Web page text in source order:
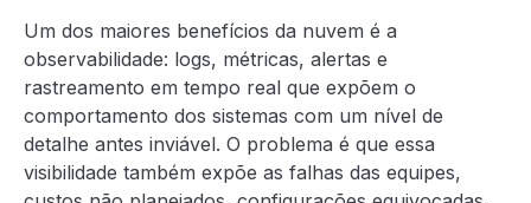
Um dos maiores benefícios da nuvem é a
observabilidade: logs, métricas, alertas e
rastreamento em tempo real que expõem o
comportamento dos sistemas com um nível de
detalhe antes inviável. O problema é que essa
visibilidade também expõe as falhas das equipes,